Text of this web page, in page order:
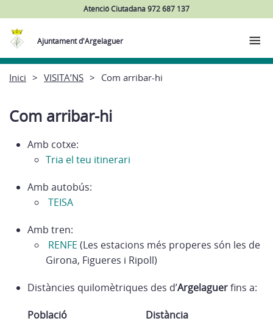
Atenció Ciutadana 972 687 137
Ajuntament d'Argelaguer
Inici VISITA’NS Com arribar-hi
Com arribar-hi
Amb cotxe:
Tria el teu itinerari
Amb autobús:
TEISA
Amb tren:
RENFE (Les estacions més properes són les de
Girona, Figueres i Ripoll)
Distàncies quilomètriques des d’Argelaguerfins a:
Població Distància